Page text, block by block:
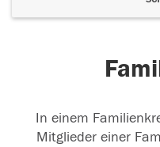
In einem
Mitglieder einer